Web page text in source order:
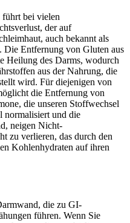
bei vielen
der auf
auch bekannt als
Entfernung von Gluten aus
Heilung des Darms, wodurch
aus der Nahrung, die
wird. Für diejenigen von
die Entfernung von
die unseren Stoffwechsel
normalisiert und die
neigen Nicht-
zu verlieren, das durch den
Kohlenhydraten auf ihren
die zu GI-
führen. Wenn Sie